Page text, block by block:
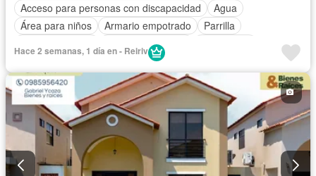
Acceso para personas con discapacidad
Agua
Área para niños
Armario empotrado
Parrilla
Cuarto de servicio
Gimnasio Garita de guardianía
Jardín
Patio
Piscina Seguridad
Hace 2 semanas, 1 día en - Reiriv